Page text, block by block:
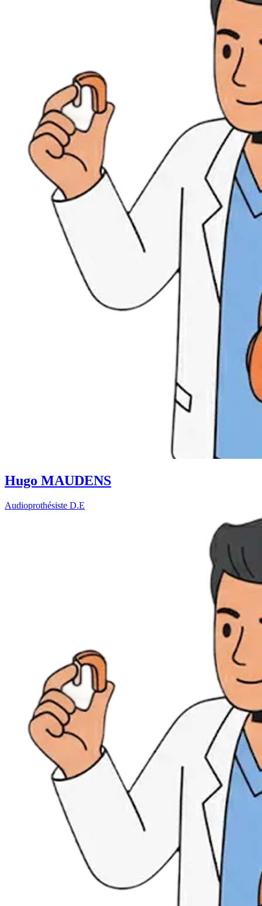
Hugo MAUDENS
Audioprothésiste D.E